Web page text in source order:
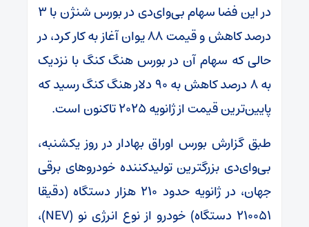
در این فضا سهام بی‌وای‌دی در بورس شنژن با ۳
درصد کاهش و قیمت ۸۸ یوان آغاز به کار کرد، در
حالی که سهام آن در بورس هنگ کنگ با نزدیک
به ۸ درصد کاهش به ۹۰ دلار هنگ کنگ رسید که
پایین‌ترین قیمت از ژانویه ۲۰۲۵ تاکنون است.
طبق گزارش بورس اوراق بهادار در روز یکشنبه،
بی‌وای‌دی بزرگترین تولیدکننده خودروهای برقی
جهان، در ژانویه حدود 210 هزار دستگاه (دقیقا
210051 دستگاه) خودرو از نوع انرژی نو (NEV)،